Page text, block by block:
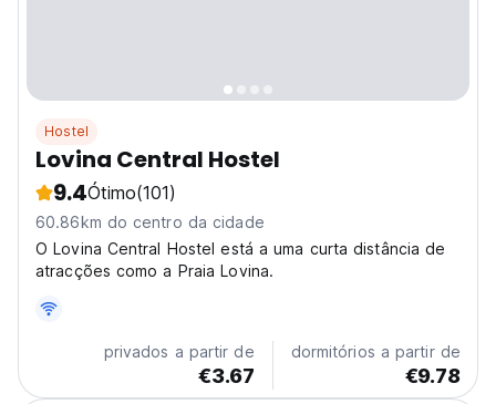
Hostel
Lovina Central Hostel
9.4Ótimo(101)
60.86km do centro da cidade
O Lovina Central Hostel está a uma curta distância de
atracções como a Praia Lovina.
privados a partir de
€3.67
dormitórios a partir de
€9.78